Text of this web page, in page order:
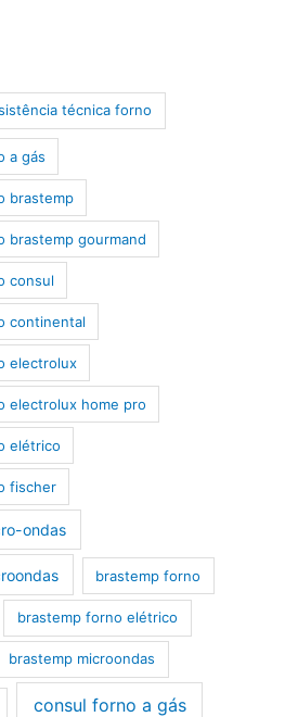
técnica forno
a gás
brastemp
brastemp gourmand
consul
continental
electrolux
electrolux home pro
elétrico
fischer
ondas
brastemp forno
brastemp forno elétrico
brastemp microondas
consul forno a gás